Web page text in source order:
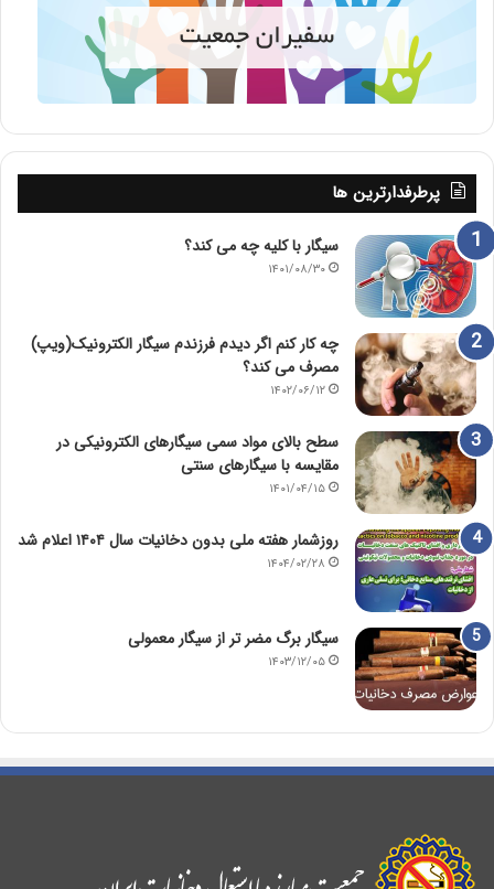
پرطرفدارترین ها
سیگار با کلیه چه می کند؟
۱۴۰۱/۰۸/۳۰
چه کار کنم اگر دیدم فرزندم سیگار الکترونیک(ویپ)
مصرف می کند؟
۱۴۰۲/۰۶/۱۲
سطح بالای مواد سمی سیگارهای الکترونیکی در
مقایسه با سیگارهای سنتی
۱۴۰۱/۰۴/۱۵
روزشمار هفته ملی بدون دخانیات سال ۱۴۰۴ اعلام شد
۱۴۰۴/۰۲/۲۸
سیگار برگ مضر تر از سیگار معمولی
۱۴۰۳/۱۲/۰۵